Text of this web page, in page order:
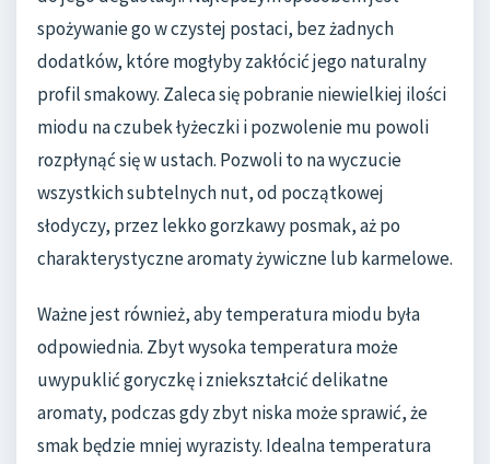
spożywanie go w czystej postaci, bez żadnych
dodatków, które mogłyby zakłócić jego naturalny
profil smakowy. Zaleca się pobranie niewielkiej ilości
miodu na czubek łyżeczki i pozwolenie mu powoli
rozpłynąć się w ustach. Pozwoli to na wyczucie
wszystkich subtelnych nut, od początkowej
słodyczy, przez lekko gorzkawy posmak, aż po
charakterystyczne aromaty żywiczne lub karmelowe.
Ważne jest również, aby temperatura miodu była
odpowiednia. Zbyt wysoka temperatura może
uwypuklić goryczkę i zniekształcić delikatne
aromaty, podczas gdy zbyt niska może sprawić, że
smak będzie mniej wyrazisty. Idealna temperatura